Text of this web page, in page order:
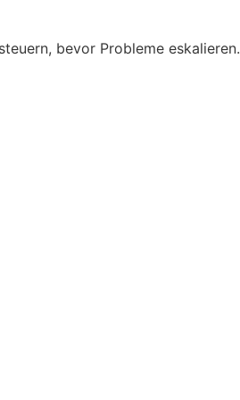
bevor Probleme eskalieren.